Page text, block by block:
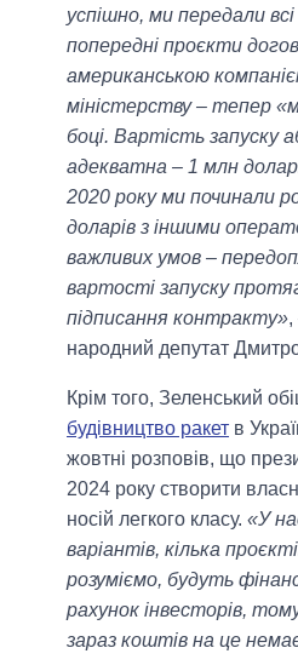
успішно, ми передали
попередні проєкти
американською
міністерству – тепер
боці. Вартість запуску
адекватна – 1 млн
2020 року ми починали
доларів з іншими
важливих умов –
вартості запуску
підписання контракту»,
народний депутат
Крім того, Зеленський
будівництво ракет в
жовтні розповів, що
2024 року створити
носій легкого класу. «У
варіантів, кілька
розуміємо, будуть
рахунок інвесторів,
зараз коштів на це